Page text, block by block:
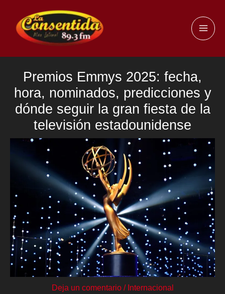
contenido
Premios Emmys 2025: fecha,
hora, nominados, predicciones y
dónde seguir la gran fiesta de la
televisión estadounidense
Deja un comentario / Internacional